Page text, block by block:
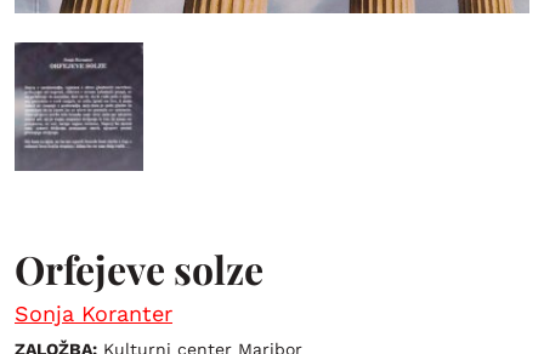
Orfejeve solze
Sonja Koranter
ZALOŽBA: Kulturni center Maribor